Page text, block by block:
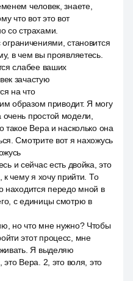
человек, знаете,
что вот это вот
со страхами.
становится
в чем вы проявляетесь.
слабее ваших
зачастую
на что
образом приводит. Я могу
простой модели,
такое Вера и насколько она
Смотрите вот я нахожусь
и сейчас есть двойка, это
чему я хочу прийти. То
находится передо мной в
с единицы смотрю в
но что мне нужно? Чтобы
этот процесс, мне
Я выделяю
это Вера. 2, это воля, это